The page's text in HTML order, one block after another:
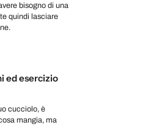
bisogno di una
quindi lasciare
ed esercizio
cucciolo, è
mangia, ma